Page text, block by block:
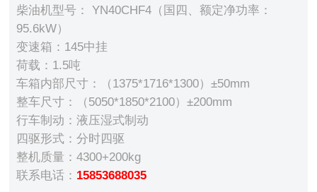
柴油机型号： YN40CHF4（国四、额定净功率：
95.6kW）
变速箱：145中挂
荷载：1.5吨
车箱内部尺寸：（1375*1716*1300）±50mm
整车尺寸：（5050*1850*2100）±200mm
行车制动：液压湿式制动
四驱形式：分时四驱
整机质量：4300+200kg
联系电话： 15853688035